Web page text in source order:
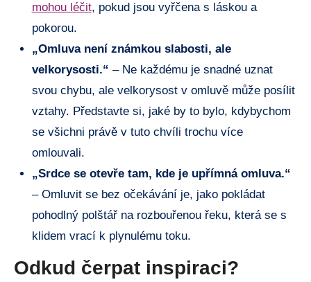
mohou léčit, pokud jsou vyřčena s ⁢láskou a
pokorou.
„Omluva není známkou ⁢slabosti, ale
velkorysosti.“ – ‍Ne každému je snadné uznat ​
svou chybu, ale velkorysost v​ omluvě‌ může ​posílit
vztahy. ​Představte​ si,​ jaké by ⁢to bylo, kdybychom
se ⁢všichni právě ‍v tuto chvíli trochu více‌
omlouvali.
„Srdce se ‌otevře tam,‍ kde ​je upřímná‍ omluva.“
‍– ‌Omluvit se bez očekávání ‍je, jako pokládat
pohodlný polštář⁢ na rozbouřenou‍ řeku, ⁣která se ‌s
klidem‌ vrací ⁤k‌ plynulému toku.
Odkud ⁣čerpat‌ inspiraci?